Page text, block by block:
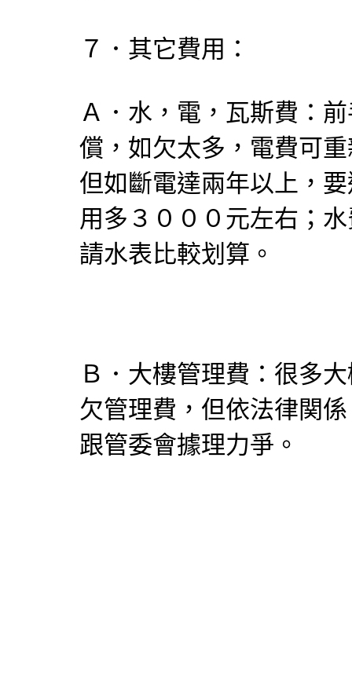
７．其它費用：
Ａ．水，電，瓦斯費：
償，如欠太多，電費可
但如斷電達兩年以上，
用多３０００元左右；
請水表比較划算。
Ｂ．大樓管理費：很多
欠管理費，但依法律関
跟管委會據理力爭。